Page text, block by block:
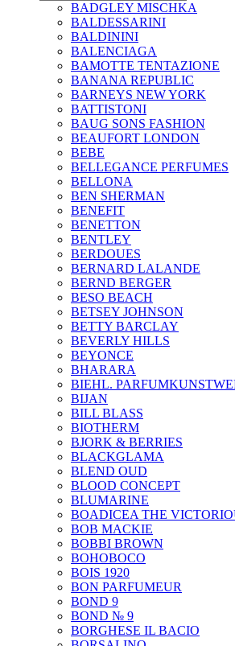
BADGLEY MISCHKA
BALDESSARINI
BALDININI
BALENCIAGA
BAMOTTE TENTAZIONE
BANANA REPUBLIC
BARNEYS NEW YORK
BATTISTONI
BAUG SONS FASHION
BEAUFORT LONDON
BEBE
BELLEGANCE PERFUMES
BELLONA
BEN SHERMAN
BENEFIT
BENETTON
BENTLEY
BERDOUES
BERNARD LALANDE
BERND BERGER
BESO BEACH
BETSEY JOHNSON
BETTY BARCLAY
BEVERLY HILLS
BEYONCE
BHARARA
BIEHL.
BIJAN
BILL BLASS
BIOTHERM
BJORK & BERRIES
BLACKGLAMA
BLEND OUD
BLOOD CONCEPT
BLUMARINE
BOADICEA THE
BOB MACKIE
BOBBI BROWN
BOHOBOCO
BOIS 1920
BON PARFUMEUR
BOND 9
BOND № 9
BORGHESE IL BACIO